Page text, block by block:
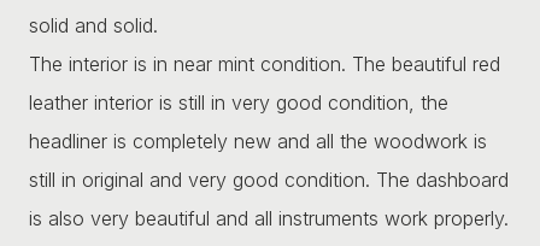
solid and solid.
The interior is in near mint condition. The beautiful red
leather interior is still in very good condition, the
headliner is completely new and all the woodwork is
still in original and very good condition. The dashboard
is also very beautiful and all instruments work properly.